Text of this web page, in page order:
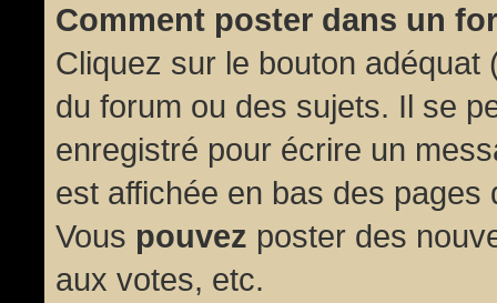
Comment poster dans un
Cliquez sur le bouton
du forum ou des sujets. Il se
enregistré pour écrire un
est affichée en bas des
Vous pouvez poster des
aux votes, etc.